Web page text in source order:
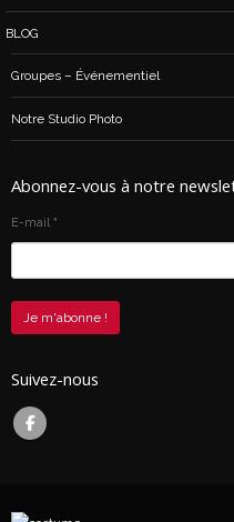
BLOG
Groupes – Événementiel
Notre Studio Photo
Abonnez-vous à notre
E-mail *
Suivez-nous